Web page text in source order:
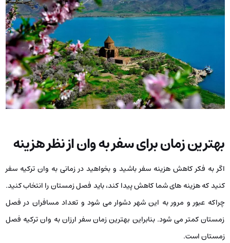
بهترین زمان برای سفر به وان از نظر هزینه
اگر به فکر کاهش هزینه سفر باشید و بخواهید در زمانی به وان ترکیه سفر
کنید که هزینه ‌های شما کاهش پیدا کند، باید فصل زمستان را انتخاب کنید.
چراکه عبور و مرور به این شهر دشوار می ‌شود و تعداد مسافران در فصل
زمستان کمتر می ‌شود. بنابراین بهترین زمان سفر ارزان به وان ترکیه فصل
زمستان است.